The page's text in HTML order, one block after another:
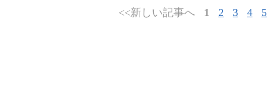
<<新しい記事へ 1 2 3 4 5